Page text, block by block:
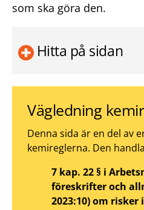
som ska göra den.
Hitta på sidan
Vägledning
Denna sida är en del av
kemireglerna. Den
7 kap. 22 § i
föreskrifter och
2023:10) om